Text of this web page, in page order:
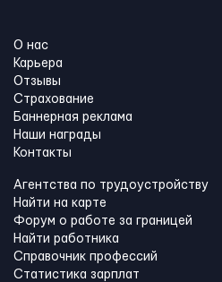
О нас
Карьера
Отзывы
Страхование
Баннерная реклама
Наши награды
Контакты
Агентства по трудоустройству
Найти на карте
Форум о работе за границей
Найти работника
Справочник профессий
Статистика зарплат